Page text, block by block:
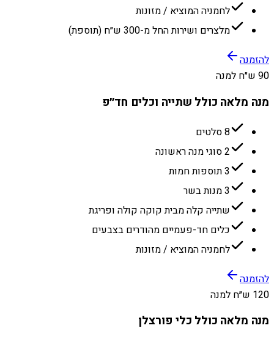
לחמניה המוציא / מזונות
מלצרים ושירות החל מ-300 ש״ח (תוספת)
להזמנה
90 ש״ח למנה
מנה מלאה כולל שתייה וכלים חד״פ
8 סלטים
2 סוגי מנה ראשונה
3 תוספות חמות
3 מנות בשר
שתייה קלה מבית קוקה קולה ופריגת
כלים חד-פעמיים מהודרים בצבעים
לחמניה המוציא / מזונות
להזמנה
120 ש״ח למנה
מנה מלאה כולל כלי פורצלן